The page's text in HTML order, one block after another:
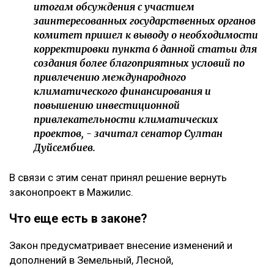
итогам обсуждения с участием
заинтересованных государственных органов
комитет пришел к выводу о необходимости
корректировки пункта 6 данной статьи для
создания более благоприятных условий по
привлечению международного
климатического финансирования и
повышению инвестиционной
привлекательности климатических
проектов, - зачитал сенатор Султан
Дуйсембиев.
В связи с этим сенат принял решение вернуть
законопроект в Мажилис.
Что еще есть в законе?
Закон предусматривает внесение изменений и
дополнений в Земельный, Лесной,